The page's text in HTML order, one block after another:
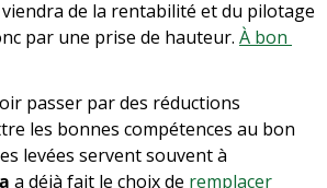
de la rentabilité et du pilotage
par une prise de hauteur. À bon
passer par des réductions
les bonnes compétences au bon
levées servent souvent à
a déjà fait le choix de remplacer